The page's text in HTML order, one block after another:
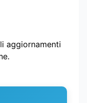
aggiornamenti